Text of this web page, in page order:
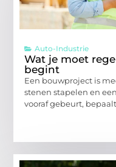
Auto-Industrie
Wat je moet
begint
Een bouwproject is
stenen stapelen en
vooraf gebeurt,